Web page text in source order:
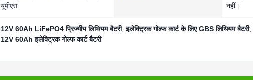
यूपीएस
नहीं।
12V 60Ah LiFePO4 प्रिज्मीय लिथियम बैटरी,इलेक्ट्रिक गोल्फ कार्ट के लिए GBS लिथियम बैटरी,
12V 60Ah इलेक्ट्रिक गोल्फ कार्ट बैटरी